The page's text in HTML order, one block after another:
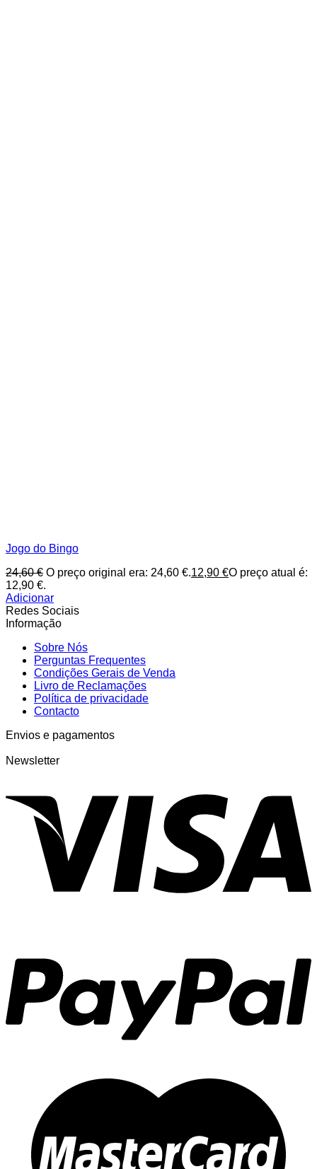
Jogo do Bingo
24,60€ O preço original era: 24,60 €.12,90 €O preço atual é:
12,90 €.
Adicionar
Redes Sociais
Informação
Sobre Nós
Perguntas Frequentes
Condições Gerais de Venda
Livro de Reclamações
Política de privacidade
Contacto
Envios e pagamentos
Newsletter